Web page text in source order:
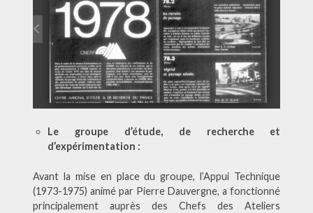
Le groupe d’étude, de recherche et
d’expérimentation :
Avant la mise en place du groupe, l’Appui Technique
(1973-1975) animé par Pierre Dauvergne, a fonctionné
principalement auprès des Chefs des Ateliers